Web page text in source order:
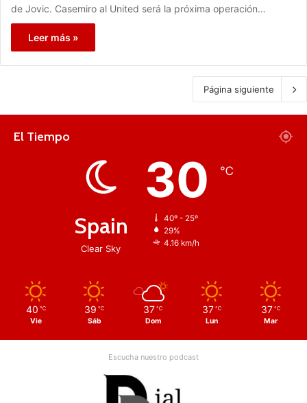
de Jovic. Casemiro al United será la próxima operación…
Leer más »
Página siguiente
El Tiempo
Spain
Clear Sky
30 ℃
40º - 25º
29%
4.16 km/h
40 ℃
Vie
39 ℃
Sáb
37 ℃
Dom
37 ℃
Lun
37 ℃
Mar
Escucha nuestro podcast